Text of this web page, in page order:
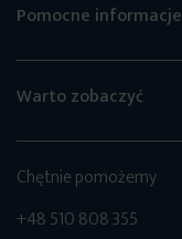
Pomocne informacje
Warto zobaczyć
Chętnie pomożemy
+48 510 808 355